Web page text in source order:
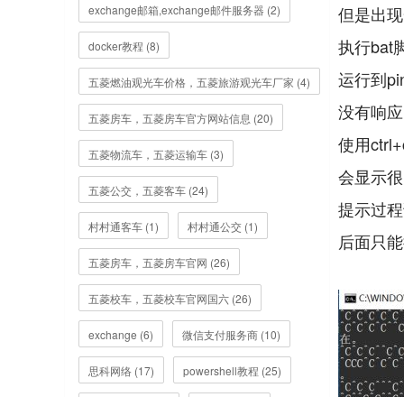
exchange邮箱,exchange邮件服务器 (2)
docker教程 (8)
五菱燃油观光车价格，五菱旅游观光车厂家 (4)
五菱房车，五菱房车官方网站信息 (20)
五菱物流车，五菱运输车 (3)
五菱公交，五菱客车 (24)
村村通客车 (1) 村村通公交 (1)
五菱房车，五菱房车官网 (26)
五菱校车，五菱校车官网国六 (26)
exchange (6) 微信支付服务商 (10)
思科网络 (17) powershell教程 (25)
但是出
执行bat
运行到
没有响
使用
会显示
提示过
后面只